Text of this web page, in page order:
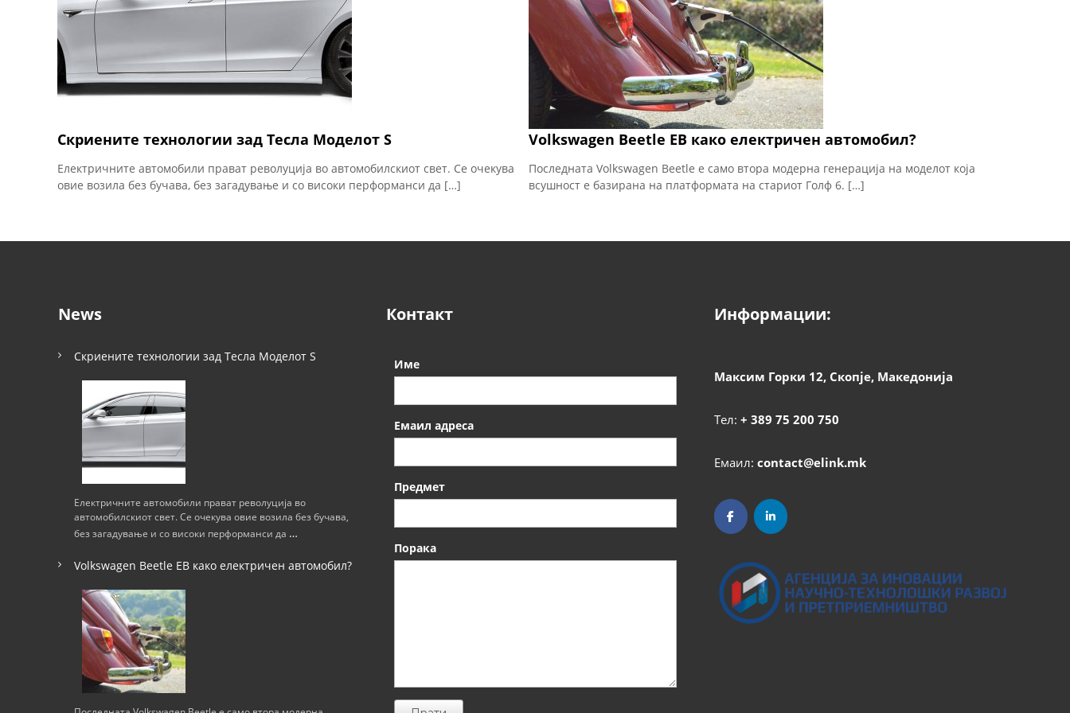
Скриените технологии зад Тесла Моделот S
Електричните автомобили прават револуција во автомобилскиот свет. Се очекува
овие возила без бучава, без загадување и со високи перформанси да […]
Volkswagen Beetle ЕВ како електричен автомобил?
Последната Volkswagen Beetle е само втора модерна генерација на моделот која
всушност е базирана на платформата на стариот Голф 6. […]
News
Скриените технологии зад Тесла Моделот S
Електричните автомобили прават револуција во
автомобилскиот свет. Се очекува овие возила без бучава,
без загадување и со високи перформанси да …
Volkswagen Beetle ЕВ како електричен автомобил?
Контакт
Име
Емаил адреса
Предмет
Порака
Информации:
Максим Горки 12, Скопје, Македонија
Тел: + 389 75 200 750
Емаил: contact@elink.mk